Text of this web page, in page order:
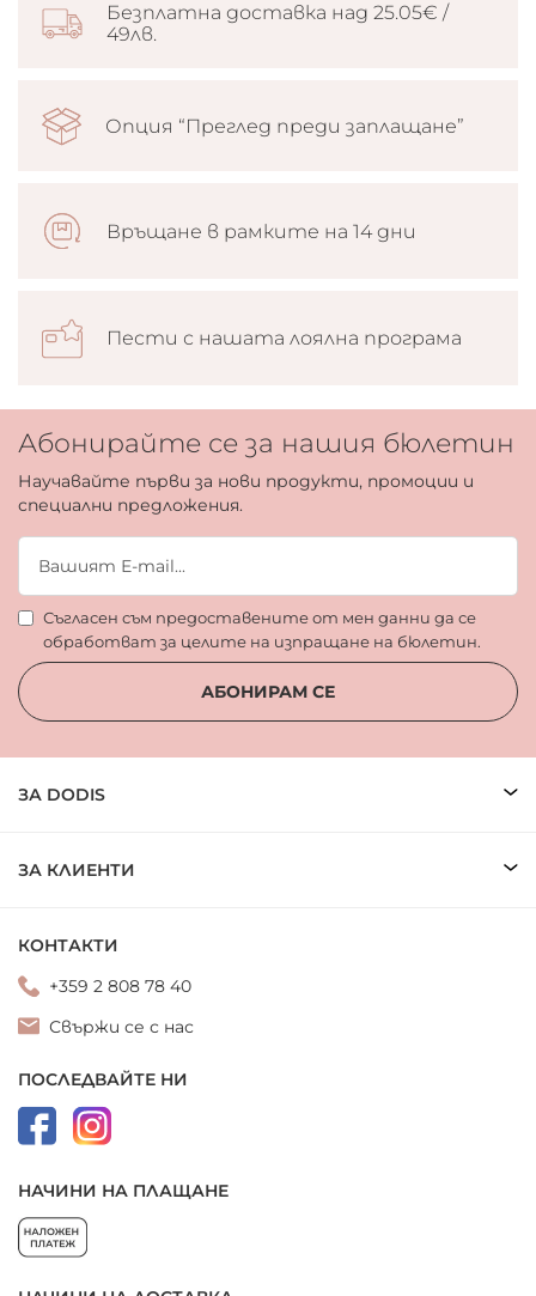
Безплатна доставка над 25.05€ /
49лв.
Опция “Преглед преди заплащане”
Връщане в рамките на 14 дни
Пести с нашата лоялна програма
Абонирайте се за нашия бюлетин
Научавайте първи за нови продукти, промоции и
специални предложения.
Съгласен съм предоставените от мен данни да се
обработват за целите на изпращане на бюлетин.
АБОНИРАМ СЕ
ЗА DODIS
ЗА КЛИЕНТИ
КОНТАКТИ
+359 2 808 78 40
Свържи се с нас
ПОСЛЕДВАЙТЕ НИ
НАЧИНИ НА ПЛАЩАНЕ